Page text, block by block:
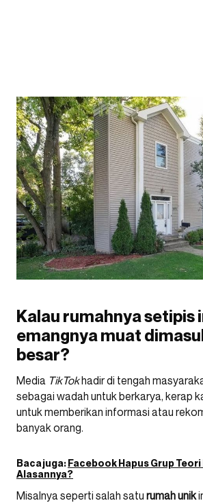
Kalau rumahnya setipis
emangnya muat
besar?
Media TikTokhadir di tengah
sebagai wadah untuk berkarya, kerap
untuk memberikan informasi atau
banyak orang.
Baca juga:Facebook Hapus Grup
Alasannya?
Misalnya seperti salah satu rumah unik